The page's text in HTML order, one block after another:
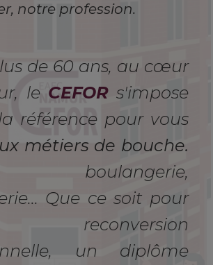
notre profession.
de 60 ans, au cœur
le CEFORs'impose
référence pour vous
métiers de bouche.
boulangerie,
Que ce soit pour
un diplôme